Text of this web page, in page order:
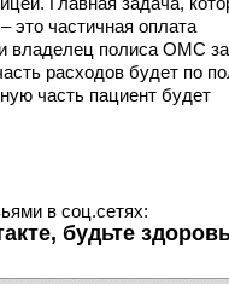
это частичная оплата
владелец полиса ОМС
расходов будет по
часть пациент будет
в соц.сетях:
будьте